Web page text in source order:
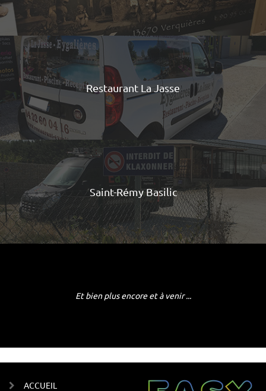
Restaurant La Jasse
Saint-Rémy Basilic
Et bien plus encore et à venir ...
ACCUEIL